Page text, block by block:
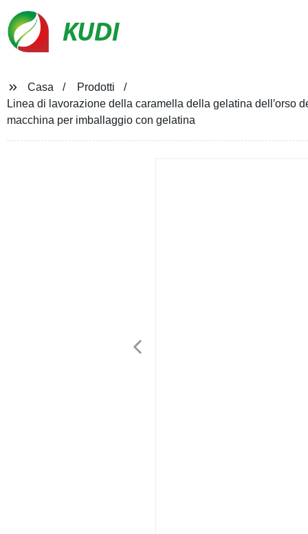
KUDI
Casa
Prodotti
Linea di lavorazione della caramella della gelatina dell′orso
macchina per imballaggio con gelatina